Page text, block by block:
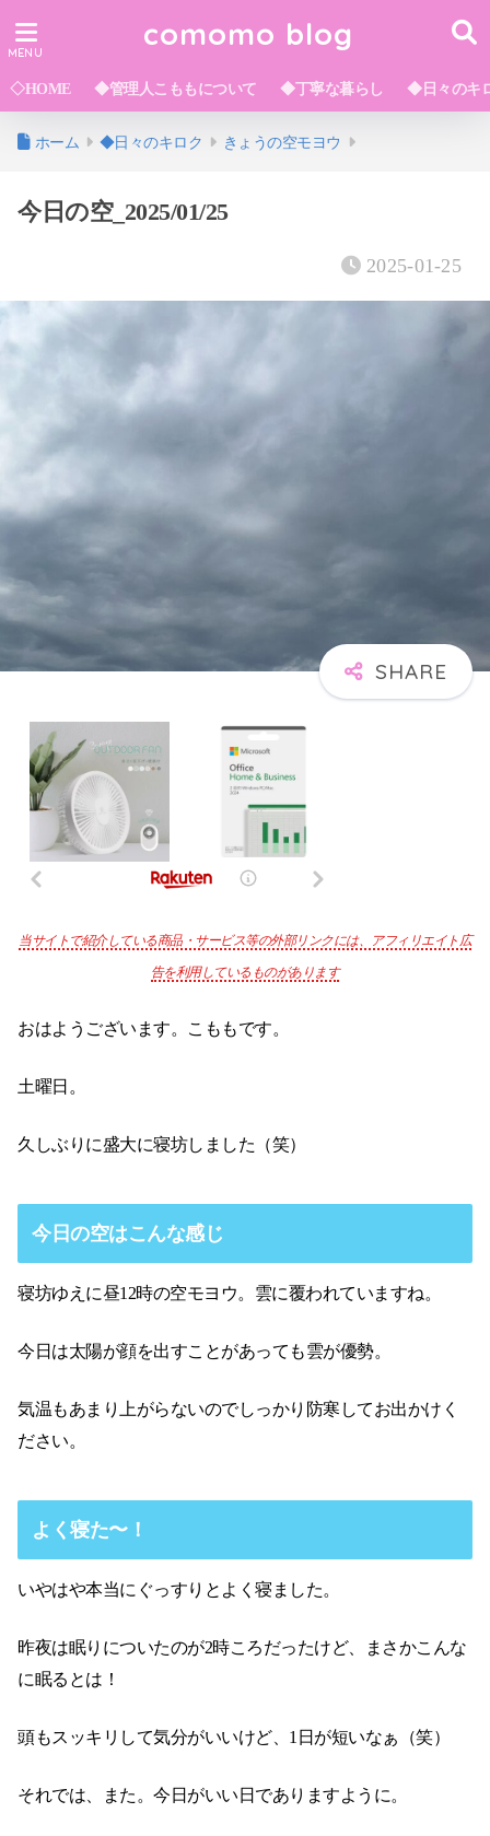
comomo blog
◇HOME ◆管理人こももについて ◆丁寧な暮らし ◆日々のキ
ホーム ◆日々のキロク きょうの空モヨウ
今日の空_2025/01/25
2025-01-25
当サイトで紹介している商品・サービス等の外部リンクには、アフィリエイト広
告を利用しているものがあります
おはようございます。こももです。
土曜日。
久しぶりに盛大に寝坊しました（笑）
今日の空はこんな感じ
寝坊ゆえに昼12時の空モヨウ。雲に覆われていますね。
今日は太陽が顔を出すことがあっても雲が優勢。
気温もあまり上がらないのでしっかり防寒してお出かけく
ださい。
よく寝た〜！
いやはや本当にぐっすりとよく寝ました。
昨夜は眠りについたのが2時ころだったけど、まさかこんな
に眠るとは！
頭もスッキリして気分がいいけど、1日が短いなぁ（笑）
それでは、また。今日がいい日でありますように。